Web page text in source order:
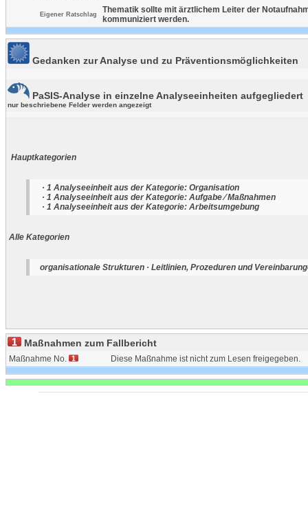
Eigener Ratschlag
Thematik sollte mit ärztlichem Leiter der
kommuniziert werden.
Gedanken zur Analyse und zu Präventionsmöglichkeiten
PaSIS-Analyse in einzelne Analyseeinheiten aufgegliedert
nur beschriebene Felder werden angezeigt
Hauptkategorien
· 1 Analyseeinheit aus der Kategorie: Organisation
· 1 Analyseeinheit aus der Kategorie: Aufgabe ⁄ Maßnahmen
· 1 Analyseeinheit aus der Kategorie: Arbeitsumgebung
Alle Kategorien
organisationale Strukturen · Leitlinien, Prozeduren und
Maßnahmen zum Fallbericht
Maßnahme No. Diese Maßnahme ist nicht zum Lesen freigegeben.